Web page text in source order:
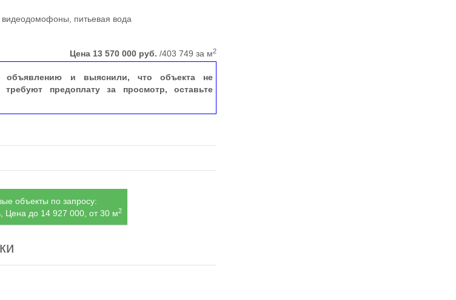
питьевая вода
Цена 13 570 000 руб. /403 749 за м2
и выяснили, что объекта не
предоплату за просмотр, оставьте
объекты по запросу:
Цена до 14 927 000, от 30 м2